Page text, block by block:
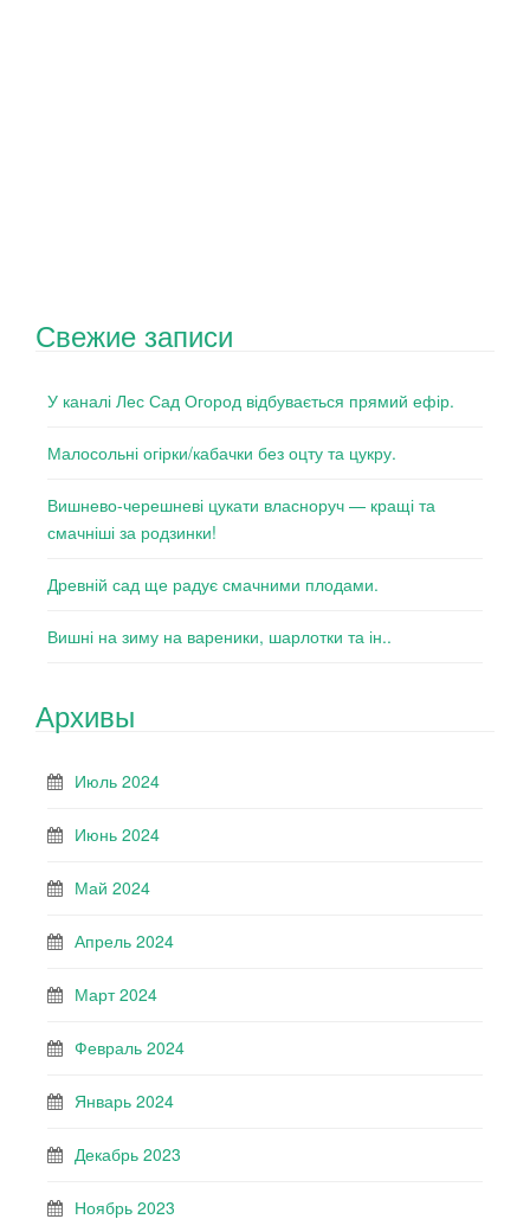
Свежие записи
У каналі Лес Сад Огород відбувається прямий ефір.
Малосольні огірки/кабачки без оцту та цукру.
Вишнево-черешневі цукати власноруч — кращі та
смачніші за родзинки!
Древній сад ще радує смачними плодами.
Вишні на зиму на вареники, шарлотки та ін..
Архивы
Июль 2024
Июнь 2024
Май 2024
Апрель 2024
Март 2024
Февраль 2024
Январь 2024
Декабрь 2023
Ноябрь 2023